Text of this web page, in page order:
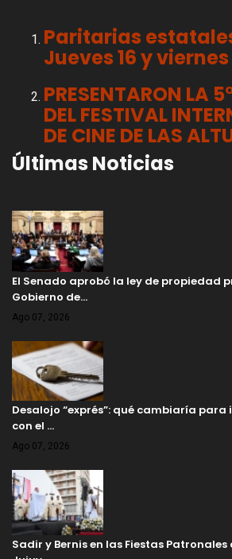
Paritarias
Jueves 16 y viernes
PRESENTARON LA
DEL FESTIVAL
DE CINE DE LAS
Últimas Noticias
El Senado aprobó la ley de propiedad
Gobierno de…
Ago 07, 2026
Desalojo “exprés”: qué cambiaría
con el …
Ago 07, 2026
Sadir y Bernis en las Fiestas